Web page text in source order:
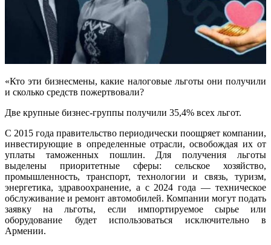
«Кто эти бизнесмены, какие налоговые льготы они получили
и сколько средств пожертвовали?
Две крупные бизнес-группы получили 35,4% всех льгот.
С 2015 года правительство периодически поощряет компании,
инвестирующие в определенные отрасли, освобождая их от
уплаты таможенных пошлин. Для получения льготы
выделены приоритетные сферы: сельское хозяйство,
промышленность, транспорт, технологии и связь, туризм,
энергетика, здравоохранение, а с 2024 года — техническое
обслуживание и ремонт автомобилей. Компании могут подать
заявку на льготы, если импортируемое сырье или
оборудование будет использоваться исключительно в
Армении.